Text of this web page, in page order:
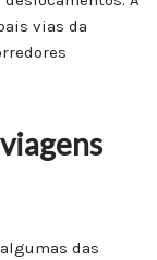
vias da
das